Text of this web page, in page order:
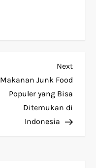
Next
Post
Next
Makanan Junk Food
Populer yang Bisa
Ditemukan di
Indonesia